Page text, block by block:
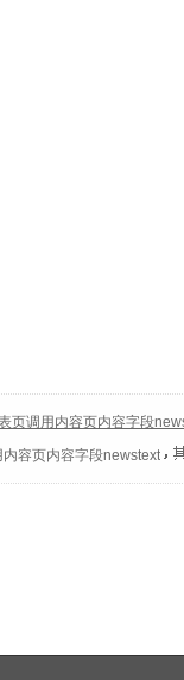
页调用内容页内容字段
容页内容字段newstext